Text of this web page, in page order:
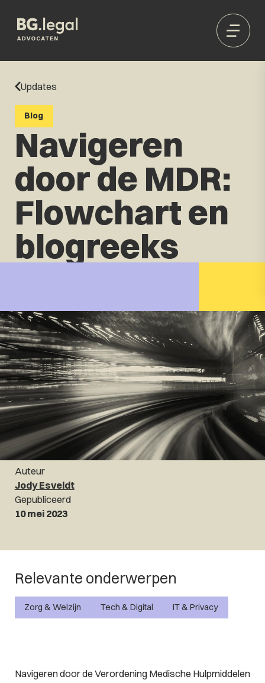
Updates
Blog
Navigeren
door de MDR:
Flowchart en
blogreeks
Auteur
Jody Esveldt
Gepubliceerd
10 mei 2023
Relevante onderwerpen
Zorg & Welzijn Tech & Digital IT & Privacy
Navigeren door de Verordening Medische Hulpmiddelen